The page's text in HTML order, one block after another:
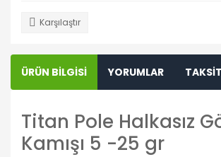
Karşılaştır
ÜRÜN BİLGİSİ YORUMLAR
Titan Pole Halkasız
Kamışı 5 -25 gr